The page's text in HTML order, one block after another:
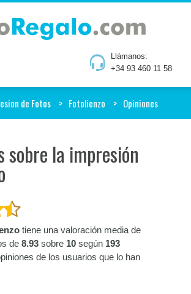
Llámanos:
+34 93 460 11 58
de Fotos Fotolienzo Opiniones
sobre la impresión
tiene una valoración media de
de 8.93 sobre 10 según 193
de los usuarios que lo han